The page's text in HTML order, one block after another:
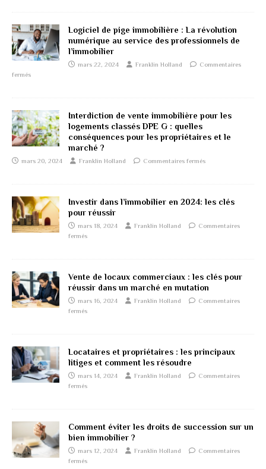
Logiciel de pige immobilière : La révolution
numérique au service des professionnels de
l’immobilier
mars 22, 2024 Franklin Holland
Commentaires
fermés
Interdiction de vente immobilière pour les
logements classés DPE G : quelles
conséquences pour les propriétaires et le
marché ?
mars 20, 2024 Franklin Holland Commentaires fermés
Investir dans l’immobilier en 2024: les clés
pour réussir
mars 18, 2024 Franklin Holland
Commentaires
fermés
Vente de locaux commerciaux : les clés pour
réussir dans un marché en mutation
mars 16, 2024 Franklin Holland
Commentaires
fermés
Locataires et propriétaires : les principaux
litiges et comment les résoudre
mars 14, 2024 Franklin Holland
Commentaires
fermés
Comment éviter les droits de succession sur un
bien immobilier ?
mars 12, 2024 Franklin Holland
Commentaires
fermés